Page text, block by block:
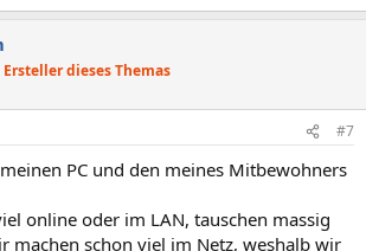
Ersteller dieses Themas
#7
PC und den meines Mitbewohners
online oder im LAN, tauschen massig
machen schon viel im Netz, weshalb wir